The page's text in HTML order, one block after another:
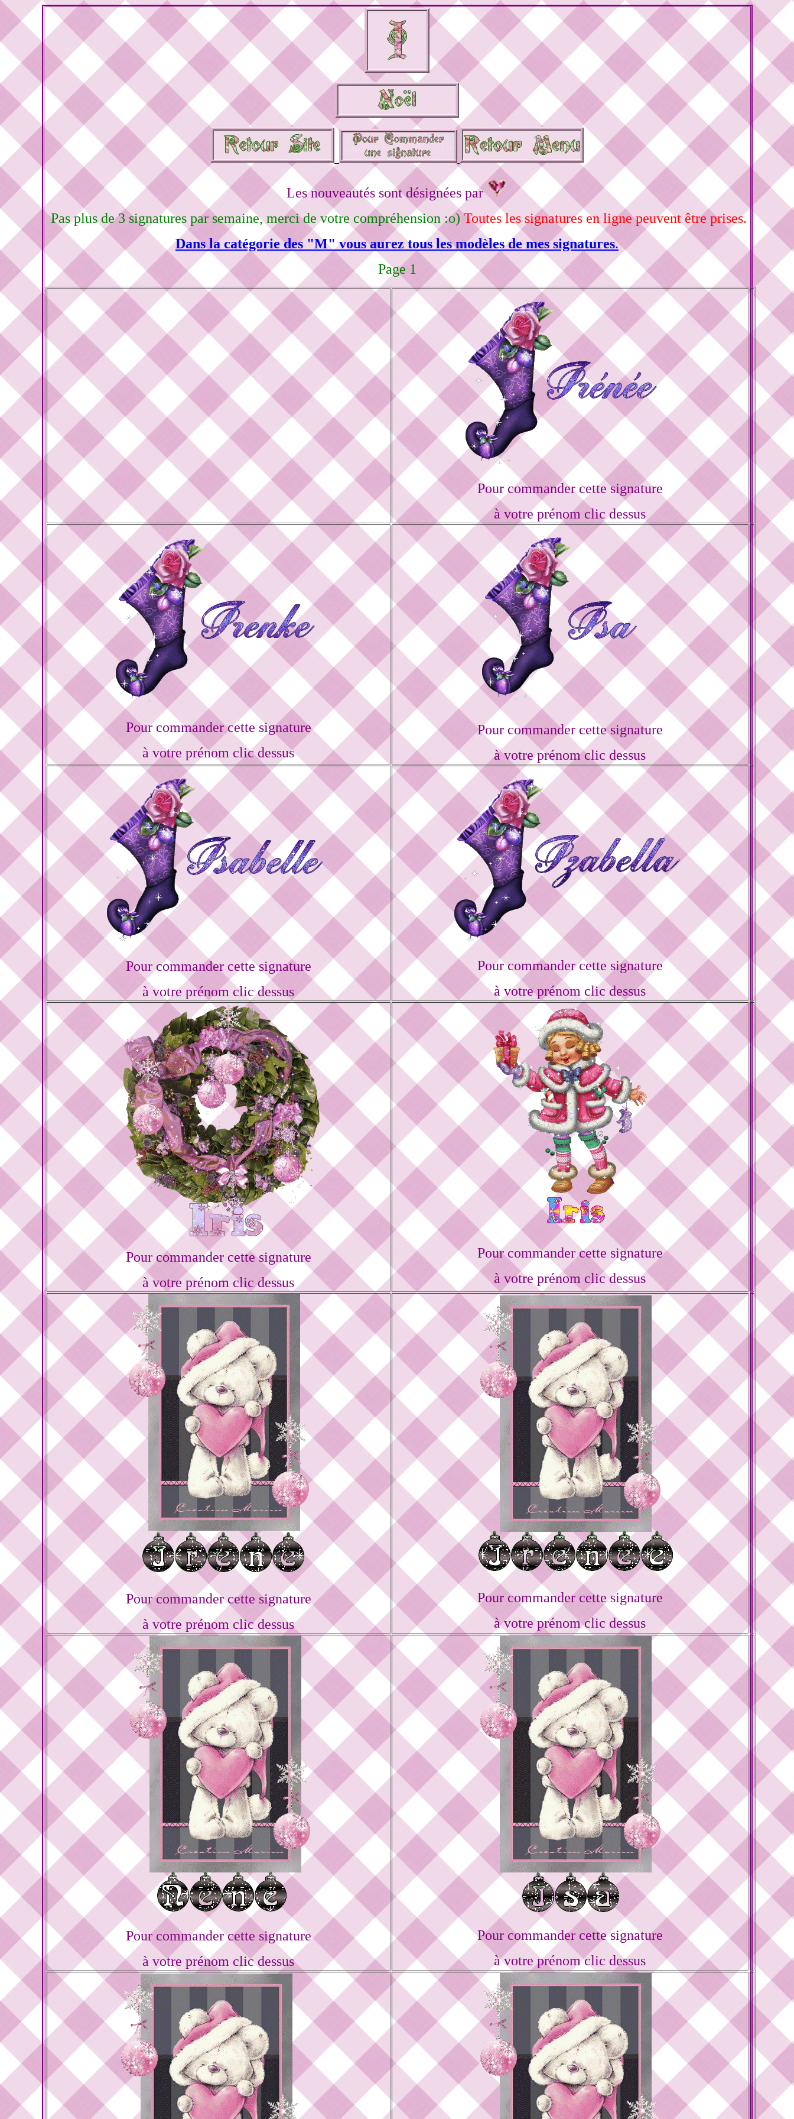
Les nouveautés sont désignées par
Pas plus de 3 signatures par semaine, merci de votre compréhension :o)Toutes les signatures en ligne peuvent être prises.
Dans la catégorie des "M" vous aurez tous les modèles de mes signatures.
Page 1
Pour commander cette signature
à votre prénom clic dessus
Pour commander cette signature
à votre prénom clic dessus
Pour commander cette signature
à votre prénom clic dessus
Pour commander cette signature
à votre prénom clic dessus
Pour commander cette signature
à votre prénom clic dessus
Pour commander cette signature
à votre prénom clic dessus
Pour commander cette signature
à votre prénom clic dessus
Pour commander cette signature
à votre prénom clic dessus
Pour commander cette signature
à votre prénom clic dessus
Pour commander cette signature
à votre prénom clic dessus
Pour commander cette signature
à votre prénom clic dessus